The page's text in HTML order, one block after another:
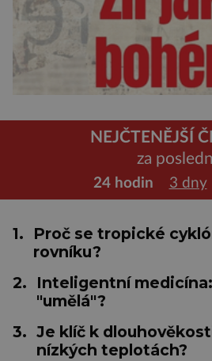
NEJČTENĚJŠÍ
za
24 hodin 3 dny
1.
Proč se tropické
rovníku?
2.
Inteligentní
"umělá"?
3. Je klíč k
nízkých teplotách?